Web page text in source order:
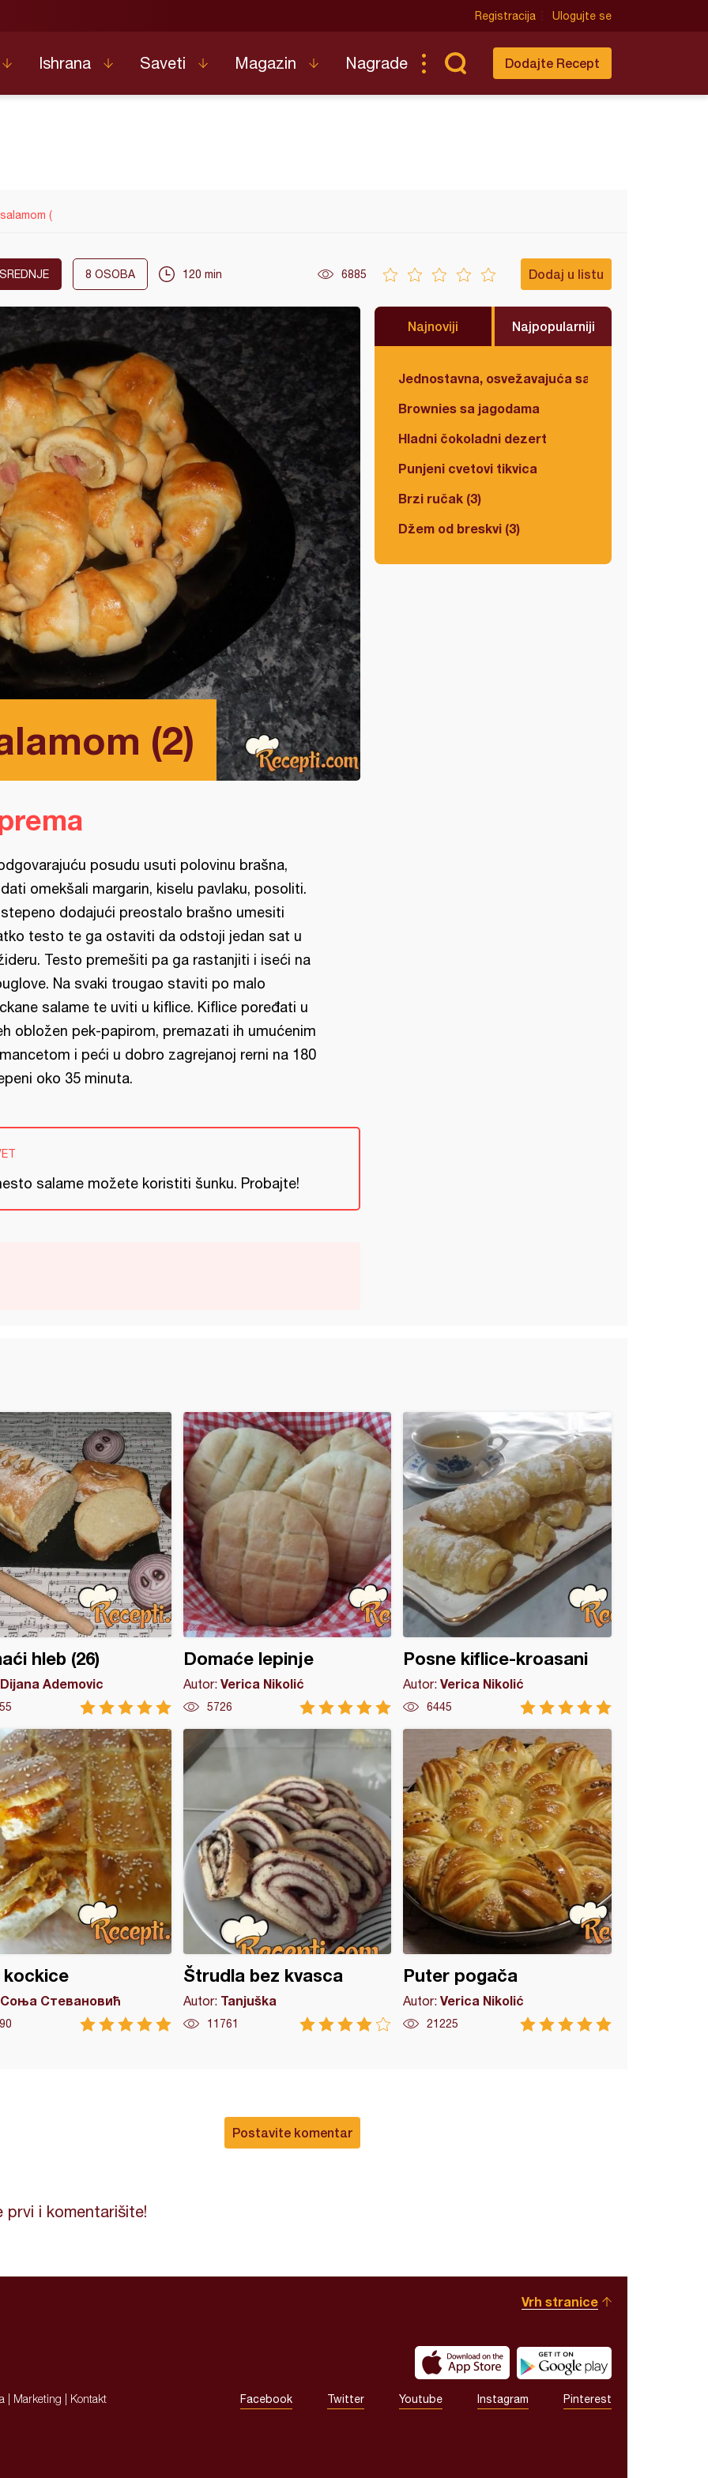
Registracija Ulogujte se
Ishrana Saveti Magazin Nagrade Dodajte Recept
(
SREDNJE 8 OSOBA 120 min 6885 Dodaj u listu
(2)
Najnoviji Najpopularniji
Jednostavna, osvežavajuća salata
Brownies sa jagodama
Hladni čokoladni dezert
Punjeni cvetovi tikvica
Brzi ručak (3)
Džem od breskvi (3)
posudu usuti polovinu brašna,
omekšali margarin, kiselu pavlaku, posoliti.
dodajući preostalo brašno umesiti
testo te ga ostaviti da odstoji jedan sat u
Testo premešiti pa ga rastanjiti i iseći na
Na svaki trougao staviti po malo
salame te uviti u kiflice. Kiflice poređati u
obložen pek-papirom, premazati ih umućenim
i peći u dobro zagrejanoj rerni na 180
oko 35 minuta.
salame možete koristiti šunku. Probajte!
hleb (26)
Dijana Ademovic
Domaće lepinje
Autor: Verica Nikolić
5726
Posne kiflice-kroasani
Autor:Verica Nikolić
6445
kockice
Соња Стевановић
Štrudla bez kvasca
Autor: Tanjuška
11761
Puter pogača
Autor:Verica Nikolić
21225
Postavite komentar
prvi i komentarišite!
Vrh stranice
Marketing Kontakt Facebook Twitter Youtube Instagram Pinterest